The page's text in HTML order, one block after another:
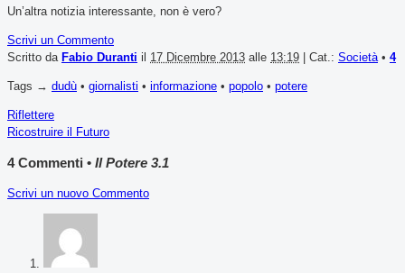
Un’altra notizia interessante, non è vero?
Scrivi un Commento
Scritto da Fabio Duranti il 17 Dicembre 2013 alle 13:19 | Cat.: Società • 4
Tags → dudù • giornalisti • informazione • popolo • potere
Riflettere
Ricostruire il Futuro
4 Commenti • Il Potere 3.1
Scrivi un nuovo Commento